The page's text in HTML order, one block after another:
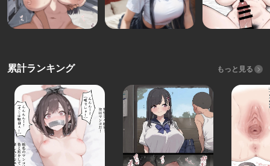
累計ランキング もっと見る